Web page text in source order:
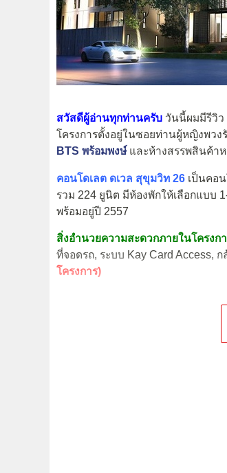
สวัสดีผู้อ่านทุกท่านครับ วันนี้ผมมีรีวิว
โครงการตั้งอยู่ในซอยท่านผู้หญิงพว
BTS พร้อมพงษ์ และห้างสรรพสินค้า
คอนโดเลต ดเวล สุขุมวิท 26 เป็นคอ
รวม 224 ยูนิต มีห้องพักให้เลือกแบบ
พร้อมอยู่ปี 2557
สิ่งอำนวยความสะดวกภายในโครงก
ที่จอดรถ, ระบบ Kay Card Access,
โครงการ)